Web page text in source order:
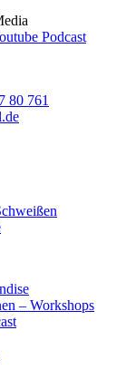
Podcast
80 761
– Workshops